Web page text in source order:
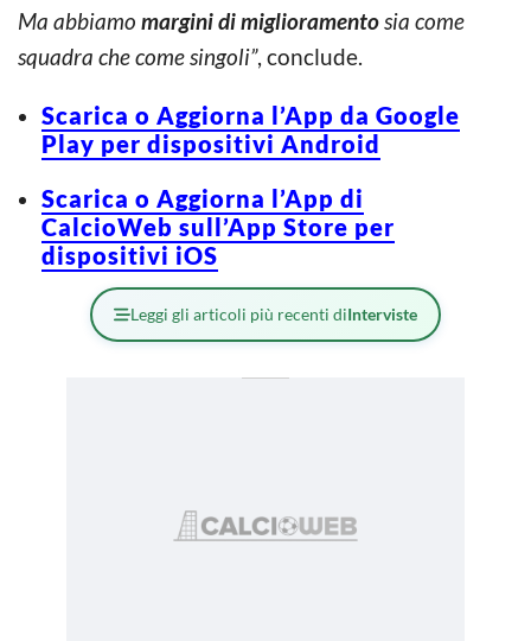
Ma abbiamo margini di miglioramentosia come
squadra che come singoli”, conclude.
Scarica o Aggiorna l’App da Google
Play per dispositivi Android
Scarica o Aggiorna l’App di
CalcioWeb sull’App Store per
dispositivi iOS
Leggi gli articoli più recenti diInterviste